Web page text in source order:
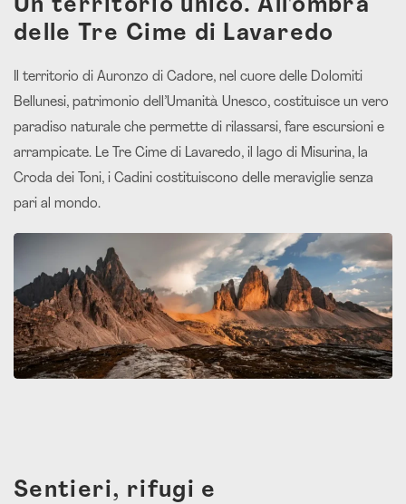
Un territorio unico. All'ombra
delle Tre Cime di Lavaredo
Il territorio di Auronzo di Cadore, nel cuore delle Dolomiti
Bellunesi, patrimonio dell’Umanità Unesco, costituisce un vero
paradiso naturale che permette di rilassarsi, fare escursioni e
arrampicate. Le Tre Cime di Lavaredo, il lago di Misurina, la
Croda dei Toni, i Cadini costituiscono delle meraviglie senza
pari al mondo.
Sentieri, rifugi e